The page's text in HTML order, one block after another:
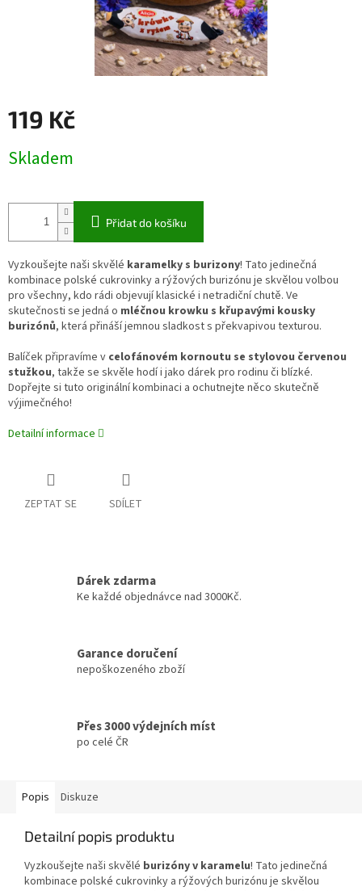
119 Kč
cena:
Skladem
Přidat do košíku
Vyzkoušejte naši skvělé karamelky s burizony! Tato jedinečná
kombinace polské cukrovinky a rýžových burizónu je skvělou volbou
pro všechny, kdo rádi objevují klasické i netradiční chutě. Ve
skutečnosti se jedná o mléčnou krowku s křupavými kousky
burizónů, která přináší jemnou sladkost s překvapivou texturou.
Balíček připravíme v celofánovém kornoutu se stylovou červenou
stužkou, takže se skvěle hodí i jako dárek pro rodinu či blízké.
Dopřejte si tuto originální kombinaci a ochutnejte něco skutečně
výjimečného!
Detailní informace
ZEPTAT SE SDÍLET
Dárek zdarma
Ke každé objednávce nad 3000Kč.
Garance doručení
nepoškozeného zboží
Přes 3000 výdejních míst
po celé ČR
Popis Diskuze
Detailní popis produktu
Vyzkoušejte naši skvělé burizóny v karamelu! Tato jedinečná
kombinace polské cukrovinky a rýžových burizónu je skvělou